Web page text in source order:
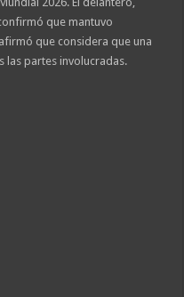
que mantuvo
que considera que una
las partes involucradas.